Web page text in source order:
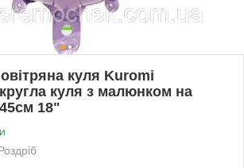
куля Kuromi
куля з малюнком на
18"